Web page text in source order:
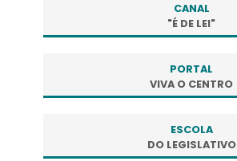
CANAL
"É DE LEI"
PORTAL
VIVA O CENTRO
ESCOLA
DO LEGISLATIVO